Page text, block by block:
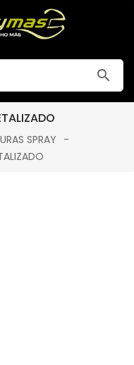
search
SPRAY